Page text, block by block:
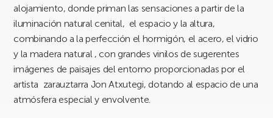
alojamiento, donde priman las sensaciones a partir de la
iluminación natural cenital, el espacio y la altura,
combinando a la perfección el hormigón, el acero, el vidrio
y la madera natural , con grandes vinilos de sugerentes
imágenes de paisajes del entorno proporcionadas por el
artista zarauztarra Jon Atxutegi, dotando al espacio de una
atmósfera especial y envolvente.